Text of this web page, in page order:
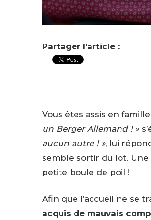
Partager l'article :
Vous êtes assis en
un Berger Allemand ! »
aucun autre ! », lui
semble sortir du lot. Une
petite boule de poil !
Afin que l’accueil ne se
acquis de mauvais